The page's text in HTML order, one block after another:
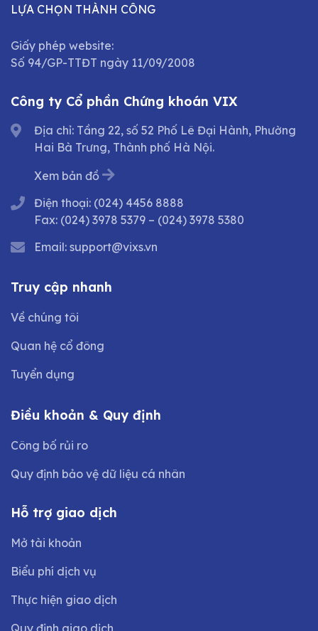
LỰA CHỌN THÀNH CÔNG
Giấy phép website:
Số 94/GP-TTĐT ngày 11/09/2008
Công ty Cổ phần Chứng khoán VIX
Địa chỉ: Tầng 22, số 52 Phố Lê Đại Hành, Phường
Hai Bà Trưng, Thành phố Hà Nội.
Xem bản đồ
Điện thoại: (024) 4456 8888
Fax: (024) 3978 5379 – (024) 3978 5380
Email: support@vixs.vn
Truy cập nhanh
Về chúng tôi
Quan hệ cổ đông
Tuyển dụng
Điều khoản & Quy định
Công bố rủi ro
Quy định bảo vệ dữ liệu cá nhân
Hỗ trợ giao dịch
Mở tài khoản
Biểu phí dịch vụ
Thực hiện giao dịch
Quy định giao dịch